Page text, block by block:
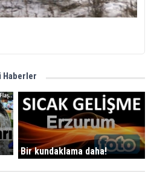
Haberler
Bir kundaklama daha!